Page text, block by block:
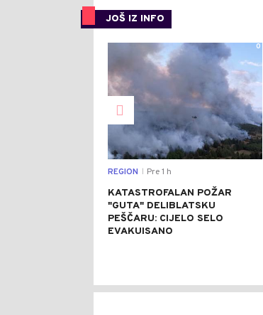
JOŠ IZ INFO
0
REGION Pre 1 h
KATASTROFALAN POŽAR
"GUTA" DELIBLATSKU
PEŠČARU: CIJELO SELO
EVAKUISANO